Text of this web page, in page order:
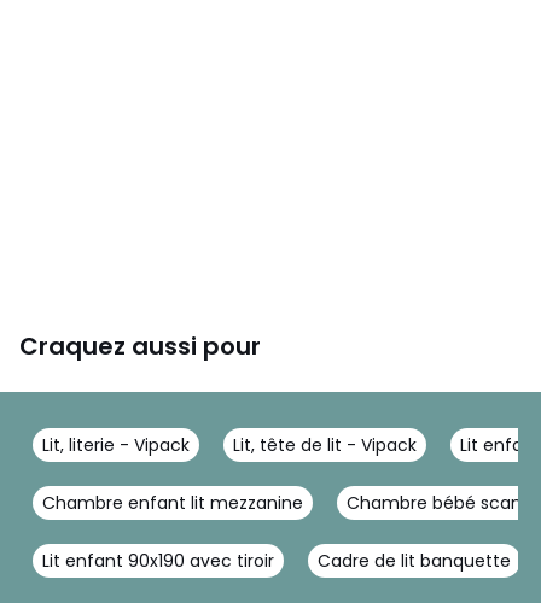
Craquez aussi pour
Lit, literie - Vipack Lit, tête de lit - Vipack Lit
Chambre enfant lit mezzanine Chambre bébé
Lit enfant 90x190 avec tiroir Cadre de lit banquette